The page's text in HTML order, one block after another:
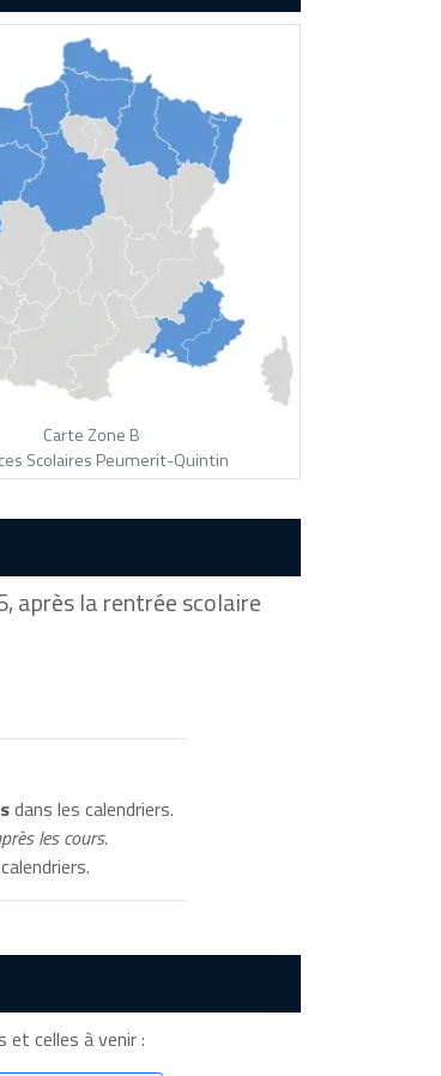
Carte Zone B
Scolaires Peumerit-Quintin
après la rentrée scolaire
dans les calendriers.
les cours.
et celles à venir :